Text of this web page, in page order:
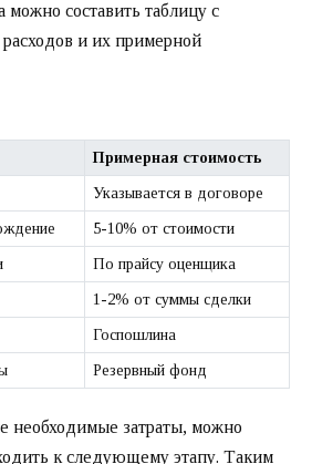
можно составить таблицу с
и их примерной
Примерная стоимость
Указывается в договоре
5-10% от стоимости
По прайсу оценщика
1-2% от суммы сделки
Госпошлина
Резервный фонд
необходимые затраты, можно
к следующему этапу. Таким